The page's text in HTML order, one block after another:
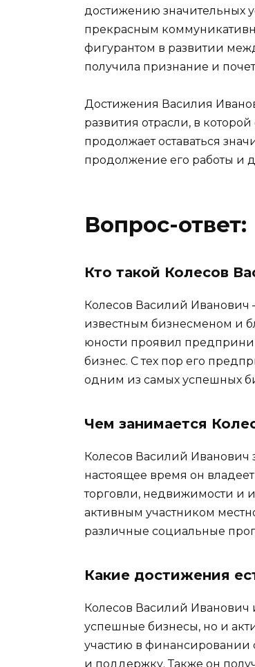
достижению значительных
прекрасным
фигурантом в развитии
получила признание и
Достижения Василия
развития отрасли, в
продолжает оставаться
продолжение его работы и
Вопрос-ответ:
Кто такой Колесов
Колесов Василий Иванович
известным бизнесменом и
юности проявил
бизнес. С тех пор его
одним из самых успешных
Чем занимается
Колесов Василий Иванович
настоящее время он
торговли, недвижимости и
активным участником
различные социальные
Какие достижения
Колесов Василий Иванович
успешные бизнесы, но и
участию в
и поддержку. Также он